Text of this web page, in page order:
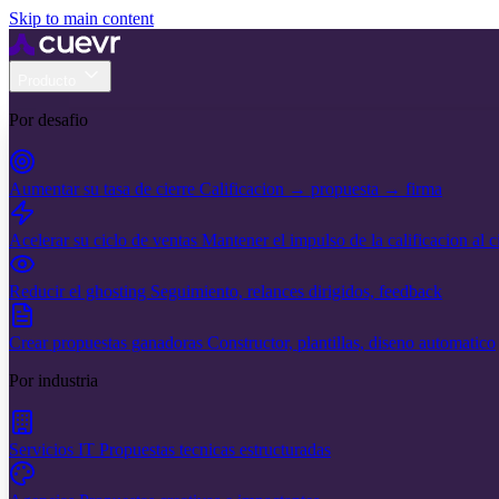
Skip to main content
Por desafio
Aumentar su tasa de cierre Calificacion → propuesta → firma
Acelerar su ciclo de ventas Mantener el impulso de la calificacion al
Reducir el ghosting Seguimiento, relances dirigidos, feedback
Crear propuestas ganadoras Constructor, plantillas, diseno automatico
Por industria
Servicios IT Propuestas tecnicas estructuradas